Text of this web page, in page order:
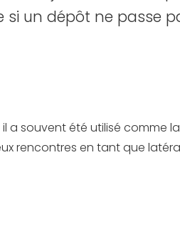
si un dépôt ne passe
il a souvent été utilisé comme
rencontres en tant que